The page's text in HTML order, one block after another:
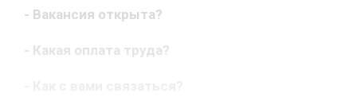
- Вакансия открыта?
- Какая оплата труда?